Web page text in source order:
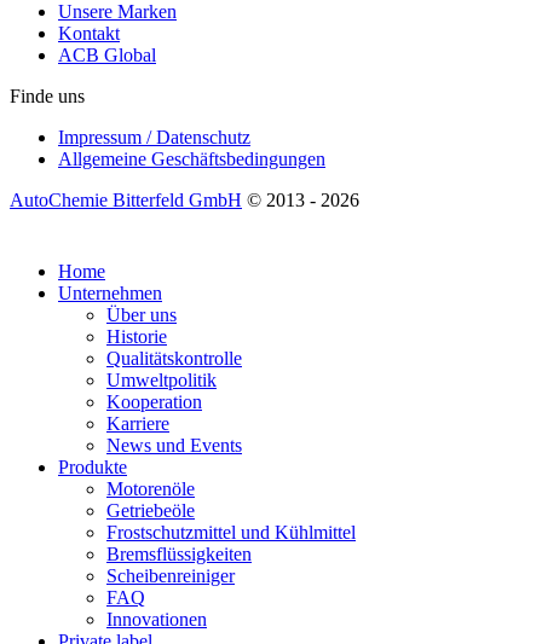
Unsere Marken
Kontakt
ACB Global
Finde uns
Impressum / Datenschutz
Allgemeine Geschäftsbedingungen
AutoChemie Bitterfeld GmbH © 2013 - 2026
Home
Unternehmen
Über uns
Historie
Qualitätskontrolle
Umweltpolitik
Kooperation
Karriere
News und Events
Produkte
Motorenöle
Getriebeöle
Frostschutzmittel und Kühlmittel
Bremsflüssigkeiten
Scheibenreiniger
FAQ
Innovationen